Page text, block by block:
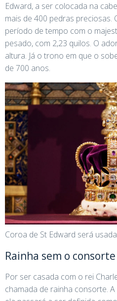
Edward, a ser colocada na
mais de 400 pedras preciosas.
período de tempo com o
pesado, com 2,23 quilos. O
altura. Já o trono em que o
de 700 anos.
Coroa de St Edward será
Rainha sem o consorte
Por ser casada com o rei
chamada de rainha consorte.